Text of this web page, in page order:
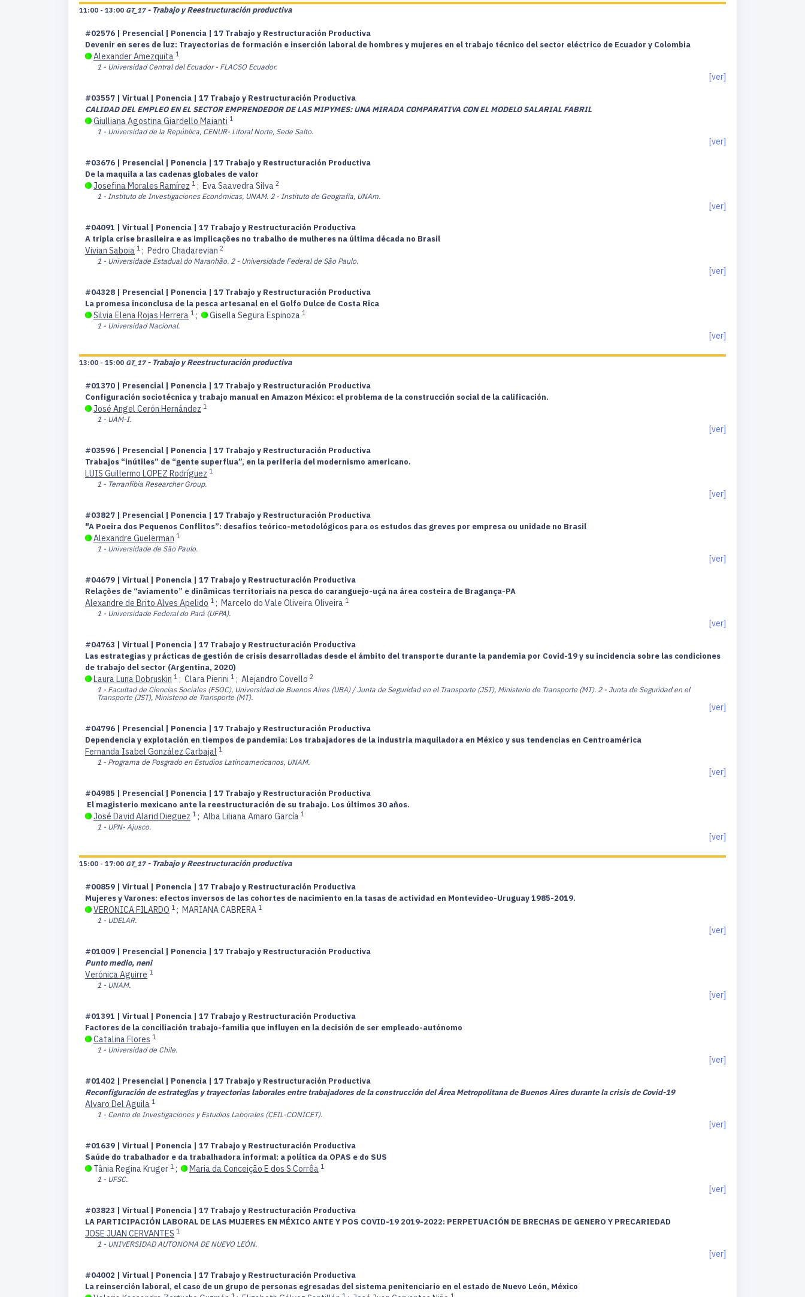
11:00 - 13:00 GT_17 - Trabajo y Reestructuración productiva
#02576 | Presencial | Ponencia | 17 Trabajo y Restructuración Productiva
Devenir en seres de luz: Trayectorias de formación e inserción laboral de hombres y mujeres en el trabajo técnico del sector eléctrico de Ecuador y Colombia
Alexander Amezquita 1
1 - Universidad Central del Ecuador - FLACSO Ecuador.
[ver]
#03557 | Virtual | Ponencia | 17 Trabajo y Restructuración Productiva
CALIDAD DEL EMPLEO EN EL SECTOR EMPRENDEDOR DE LAS MIPYMES: UNA MIRADA COMPARATIVA CON EL MODELO SALARIAL FABRIL
Giulliana Agostina Giardello Maianti 1
1 - Universidad de la República, CENUR- Litoral Norte, Sede Salto.
[ver]
#03676 | Presencial | Ponencia | 17 Trabajo y Restructuración Productiva
De la maquila a las cadenas globales de valor
Josefina Morales Ramírez 1 ; Eva Saavedra Silva 2
1 - Instituto de Investigaciones Económicas, UNAM. 2 - Instituto de Geografía, UNAm.
[ver]
#04091 | Virtual | Ponencia | 17 Trabajo y Restructuración Productiva
A tripla crise brasileira e as implicações no trabalho de mulheres na última década no Brasil
Vivian Saboia 1 ; Pedro Chadarevian 2
1 - Universidade Estadual do Maranhão. 2 - Universidade Federal de São Paulo.
[ver]
#04328 | Presencial | Ponencia | 17 Trabajo y Restructuración Productiva
La promesa inconclusa de la pesca artesanal en el Golfo Dulce de Costa Rica
Silvia Elena Rojas Herrera 1 ; Gisella Segura Espinoza 1
1 - Universidad Nacional.
[ver]
13:00 - 15:00 GT_17 - Trabajo y Reestructuración productiva
#01370 | Presencial | Ponencia | 17 Trabajo y Restructuración Productiva
Configuración sociotécnica y trabajo manual en Amazon México: el problema de la construcción social de la calificación.
José Angel Cerón Hernández 1
1 - UAM-I.
[ver]
#03596 | Presencial | Ponencia | 17 Trabajo y Restructuración Productiva
Trabajos “inútiles” de “gente superflua”, en la periferia del modernismo americano.
LUIS Guillermo LOPEZ Rodríguez 1
1 - Terranfibia Researcher Group.
[ver]
#03827 | Presencial | Ponencia | 17 Trabajo y Restructuración Productiva
"A Poeira dos Pequenos Conflitos”: desafios teórico-metodológicos para os estudos das greves por empresa ou unidade no Brasil
Alexandre Guelerman 1
1 - Universidade de São Paulo.
[ver]
#04679 | Virtual | Ponencia | 17 Trabajo y Restructuración Productiva
Relações de “aviamento” e dinâmicas territoriais na pesca do caranguejo-uçá na área costeira de Bragança-PA
Alexandre de Brito Alves Apelido 1 ; Marcelo do Vale Oliveira Oliveira 1
1 - Universidade Federal do Pará (UFPA).
[ver]
#04763 | Virtual | Ponencia | 17 Trabajo y Restructuración Productiva
Las estrategias y prácticas de gestión de crisis desarrolladas desde el ámbito del transporte durante la pandemia por Covid-19 y su incidencia sobre las condiciones
de trabajo del sector (Argentina, 2020)
Laura Luna Dobruskin 1 ; Clara Pierini 1 ; Alejandro Covello 2
1 - Facultad de Ciencias Sociales (FSOC), Universidad de Buenos Aires (UBA) / Junta de Seguridad en el Transporte (JST), Ministerio de Transporte (MT). 2 - Junta de Seguridad en el
Transporte (JST), Ministerio de Transporte (MT).
[ver]
#04796 | Presencial | Ponencia | 17 Trabajo y Restructuración Productiva
Dependencia y explotación en tiempos de pandemia: Los trabajadores de la industria maquiladora en México y sus tendencias en Centroamérica
Fernanda Isabel González Carbajal 1
1 - Programa de Posgrado en Estudios Latinoamericanos, UNAM.
[ver]
#04985 | Presencial | Ponencia | 17 Trabajo y Restructuración Productiva
El magisterio mexicano ante la reestructuración de su trabajo. Los últimos 30 años.
José David Alarid Dieguez 1 ; Alba Liliana Amaro García 1
1 - UPN- Ajusco.
[ver]
15:00 - 17:00 GT_17 - Trabajo y Reestructuración productiva
#00859 | Virtual | Ponencia | 17 Trabajo y Restructuración Productiva
Mujeres y Varones: efectos inversos de las cohortes de nacimiento en la tasas de actividad en Montevideo-Uruguay 1985-2019.
VERONICA FILARDO 1 ; MARIANA CABRERA 1
1 - UDELAR.
[ver]
#01009 | Presencial | Ponencia | 17 Trabajo y Restructuración Productiva
Punto medio, neni
Verónica Aguirre 1
1 - UNAM.
[ver]
#01391 | Virtual | Ponencia | 17 Trabajo y Restructuración Productiva
Factores de la conciliación trabajo-familia que influyen en la decisión de ser empleado-autónomo
Catalina Flores 1
1 - Universidad de Chile.
[ver]
#01402 | Presencial | Ponencia | 17 Trabajo y Restructuración Productiva
Reconfiguración de estrategias y trayectorias laborales entre trabajadores de la construcción del Área Metropolitana de Buenos Aires durante la crisis de Covid-19
Alvaro Del Aguila 1
1 - Centro de Investigaciones y Estudios Laborales (CEIL-CONICET).
[ver]
#01639 | Virtual | Ponencia | 17 Trabajo y Restructuración Productiva
Saúde do trabalhador e da trabalhadora informal: a política da OPAS e do SUS
Tânia Regina Kruger 1 ; Maria da Conceição E dos S Corrêa 1
1 - UFSC.
[ver]
#03823 | Virtual | Ponencia | 17 Trabajo y Restructuración Productiva
LA PARTICIPACIÓN LABORAL DE LAS MUJERES EN MÉXICO ANTE Y POS COVID-19 2019-2022: PERPETUACIÓN DE BRECHAS DE GENERO Y PRECARIEDAD
JOSE JUAN CERVANTES 1
1 - UNIVERSIDAD AUTONOMA DE NUEVO LEÓN.
[ver]
#04002 | Virtual | Ponencia | 17 Trabajo y Restructuración Productiva
La reinserción laboral, el caso de un grupo de personas egresadas del sistema penitenciario en el estado de Nuevo León, México